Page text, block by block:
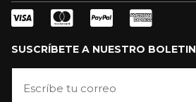
SUSCRÍBETE A NUESTRO BOLETIN